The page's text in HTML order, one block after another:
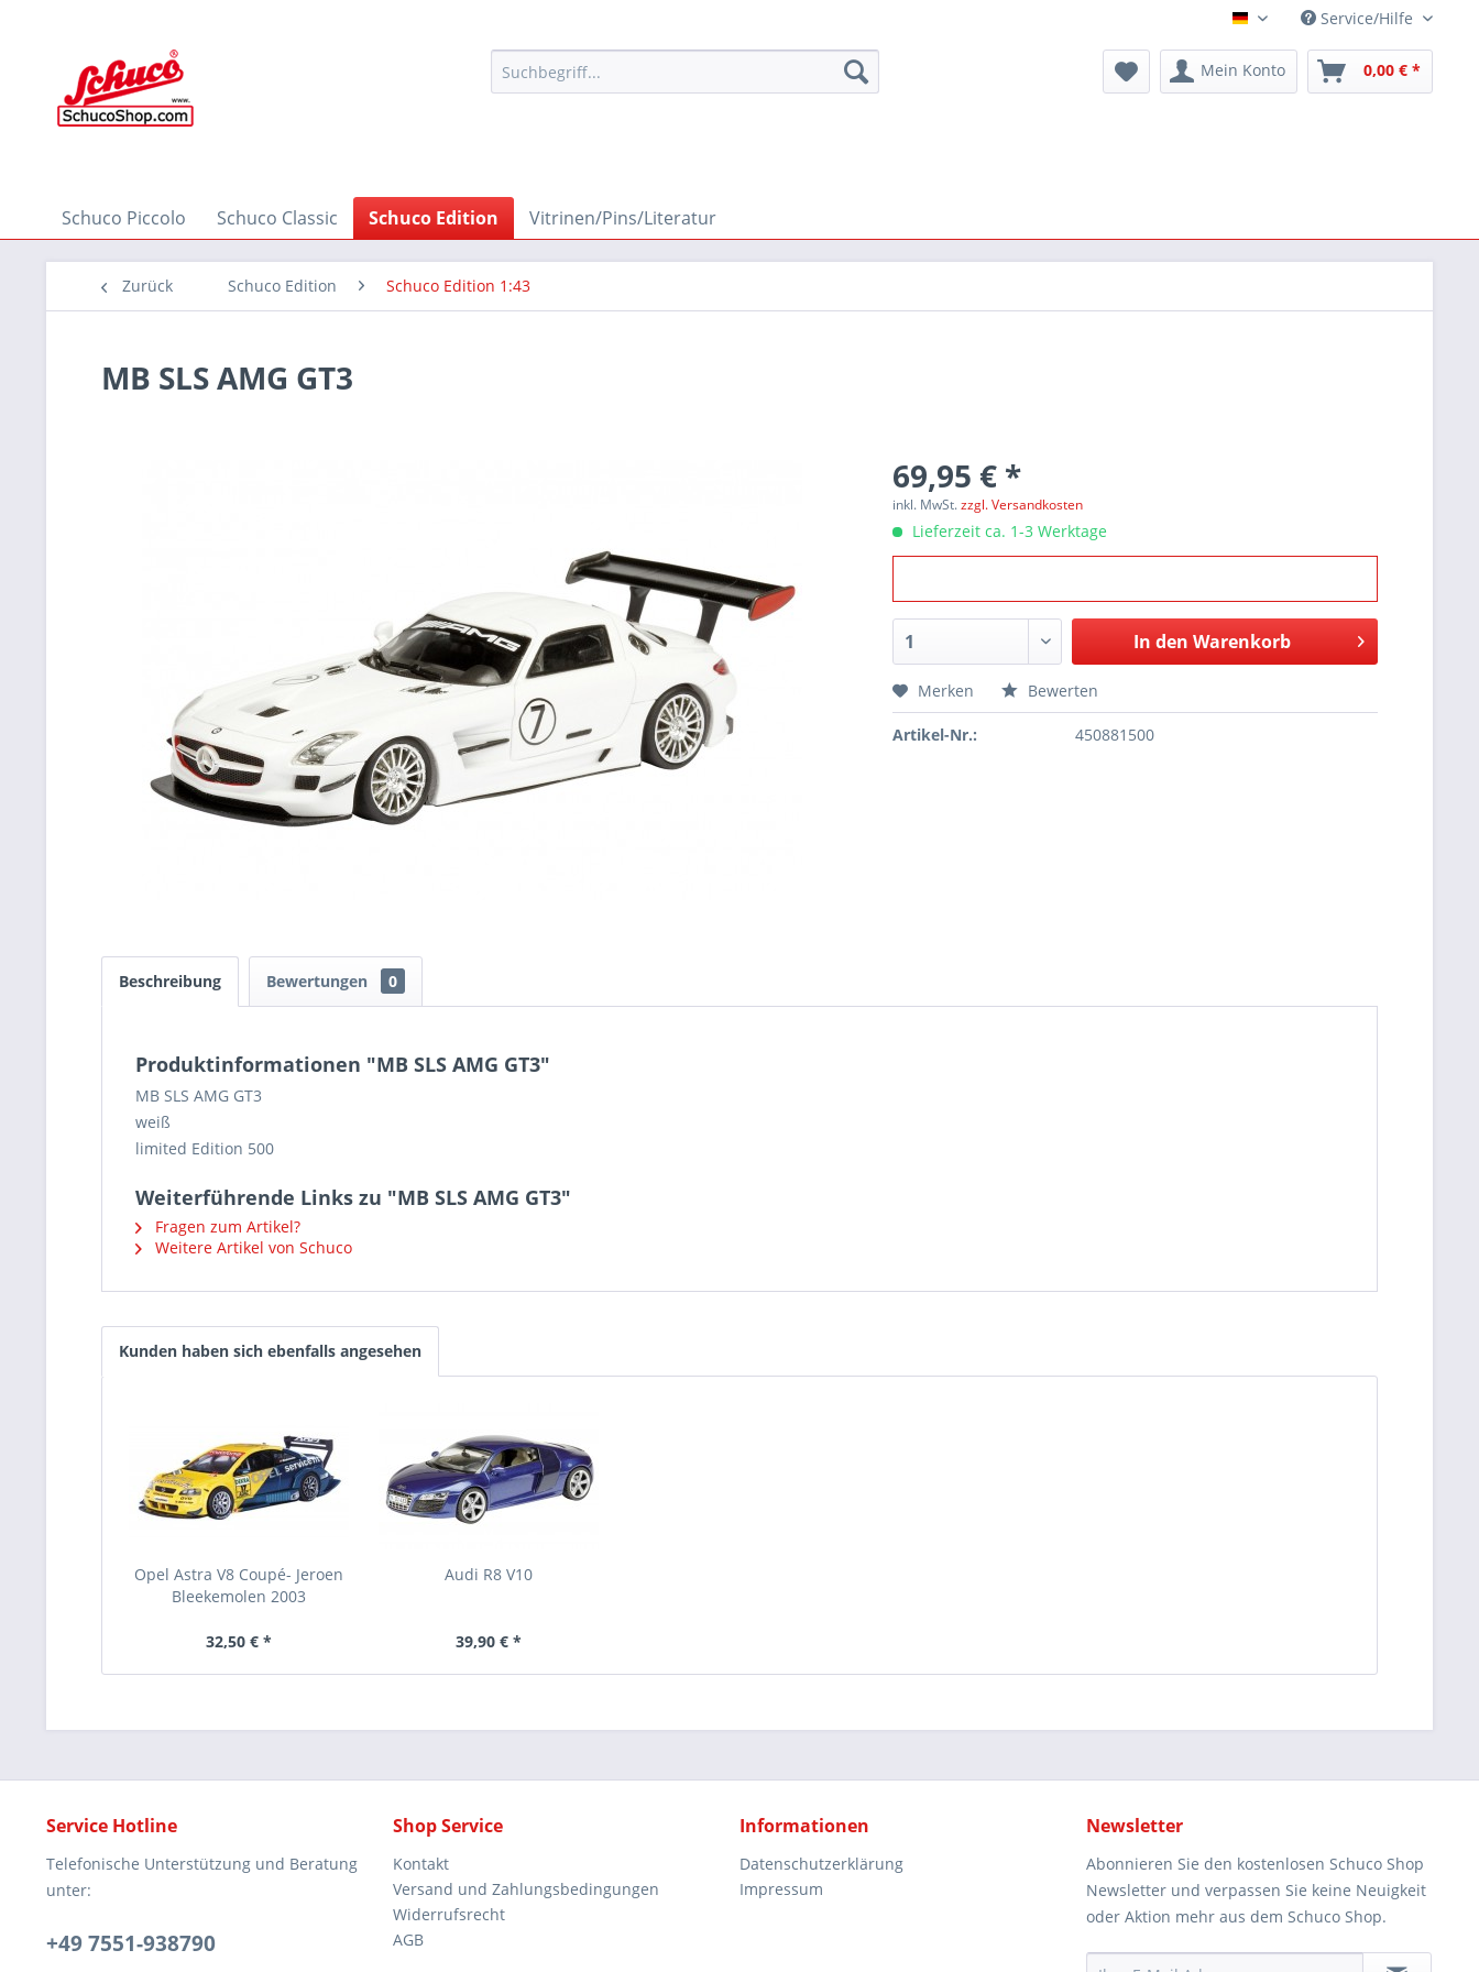
Deutsch Service/Hilfe
Mein Konto 0,00 € *
Schuco Piccolo Schuco Classic Schuco Edition Vitrinen/Pins/Literatur
Zurück Schuco Edition Schuco Edition 1:43
MB SLS AMG GT3
69,95 € *
inkl. MwSt.zzgl. Versandkosten
Lieferzeit ca. 1-3 Werktage
In den Warenkorb
Merken Bewerten
Artikel-Nr.: 450881500
Beschreibung Bewertungen 0
Produktinformationen "MB SLS AMG GT3"
MB SLS AMG GT3
weiß
limited Edition 500
Weiterführende Links zu "MB SLS AMG GT3"
Fragen zum Artikel?
Weitere Artikel von Schuco
Kunden haben sich ebenfalls angesehen
Opel Astra V8 Coupé- Jeroen
Bleekemolen 2003
32,50 € *
Audi R8 V10
39,90 € *
Service Hotline
Telefonische Unterstützung und Beratung
unter:
+49 7551-938790
Shop Service
Kontakt
Versand und Zahlungsbedingungen
Widerrufsrecht
AGB
Informationen
Datenschutzerklärung
Impressum
Newsletter
Abonnieren Sie den kostenlosen Schuco Shop
Newsletter und verpassen Sie keine Neuigkeit
oder Aktion mehr aus dem Schuco Shop.